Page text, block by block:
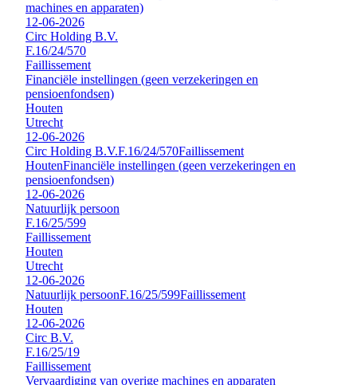
machines en apparaten)
12-06-2026
Circ Holding B.V.
F.16/24/570
Faillissement
Financiële instellingen (geen verzekeringen en
pensioenfondsen)
Houten
Utrecht
12-06-2026
Circ Holding B.V.F.16/24/570Faillissement
HoutenFinanciële instellingen (geen verzekeringen en
pensioenfondsen)
12-06-2026
Natuurlijk persoon
F.16/25/599
Faillissement
Houten
Utrecht
12-06-2026
Natuurlijk persoonF.16/25/599Faillissement
Houten
12-06-2026
Circ B.V.
F.16/25/19
Faillissement
Vervaardiging van overige machines en apparaten